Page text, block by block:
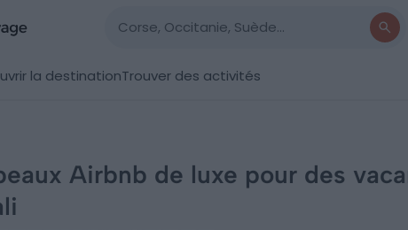
la destinationTrouver des activités
Airbnb de luxe pour des